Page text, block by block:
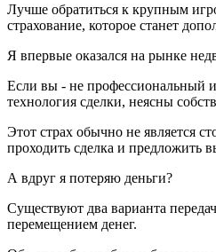
Лучше обратиться к крупным
страхование, которое станет
Я впервые оказался на рынке
Если вы - не профессиональный
технология сделки, неясны
Этот страх обычно не является
проходить сделка и предложить
А вдруг я потеряю деньги?
Существуют два варианта
перемещением денег.